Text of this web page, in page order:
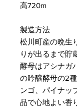
高720m
製造方法
松川町産の晩生
りが出るまで貯
酵母はアシナガ
の吟醸酵母の2
ンゴ、パイナッ
品で心地よい香